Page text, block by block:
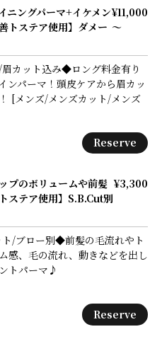
ニングパーマ+イケメン
トステア使用】ダメー
¥11,000
～
カット込み◆ロング料金有り
ンパーマ！頭皮ケアから眉カッ
[メンズ/メンズカット/メンズ
Reserve
プのボリュームや前髪
ステア使用】S.B.Cut別
¥3,300
/ブロー別◆前髪の毛流れやト
感、毛の流れ、動きなどを出し
トパーマ♪
Reserve